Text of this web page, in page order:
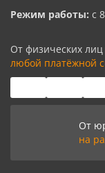
Режим работы: с
От физических
любой платёжной
От
на